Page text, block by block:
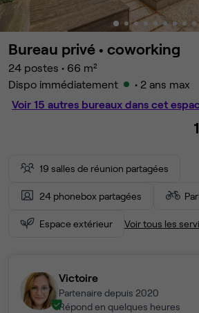
Bureau privé • coworking
24 postes • 66 m²
Dispo immédiatement
• 2 ans max
Voir 15 autres bureaux dans cet
19 salles de réunion partagées
24 phonebox partagées
Espace extérieur Voir tous les
Victoire
Partenaire depuis 2020
Répond en quelques heures